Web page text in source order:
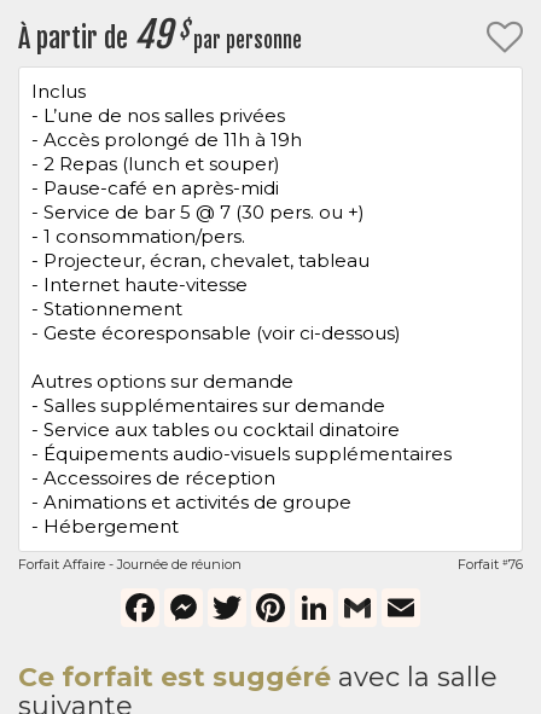
À partir de 49$par personne
Inclus
- L’une de nos salles privées
- Accès prolongé de 11h à 19h
- 2 Repas (lunch et souper)
- Pause-café en après-midi
- Service de bar 5 @ 7 (30 pers. ou +)
- 1 consommation/pers.
- Projecteur, écran, chevalet, tableau
- Internet haute-vitesse
- Stationnement
- Geste écoresponsable (voir ci-dessous)
Autres options sur demande
- Salles supplémentaires sur demande
- Service aux tables ou cocktail dinatoire
- Équipements audio-visuels supplémentaires
- Accessoires de réception
- Animations et activités de groupe
- Hébergement
Forfait Affaire - Journée de réunion Forfait #76
FacebookMessenger
TwitterPinterestLinkedIn
Gmail
Ce forfait est suggéré avec la salle
suivante